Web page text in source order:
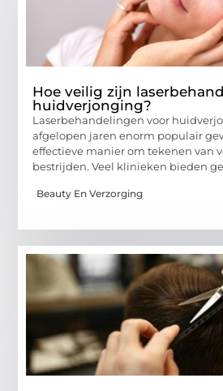
Hoe veilig zijn
huidverjonging?
Laserbehandelingen voor
afgelopen jaren enorm populair
effectieve manier om tekenen van
bestrijden. Veel klinieken bieden
Beauty En Verzorging